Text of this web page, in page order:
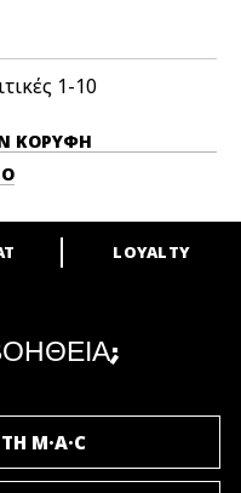
1-10
ΚΟΡΥΦΉ
LOYALTY
M·A·C